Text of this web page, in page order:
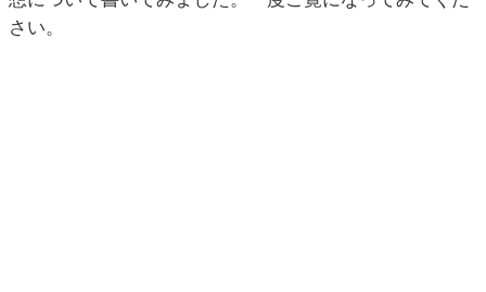
さい。